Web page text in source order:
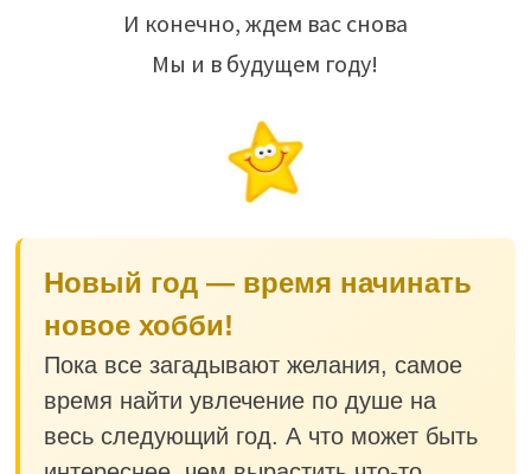
И конечно, ждем вас снова
Мы и в будущем году!
Новый год — время начинать
новое хобби!
Пока все загадывают желания, самое
время найти увлечение по душе на
весь следующий год. А что может быть